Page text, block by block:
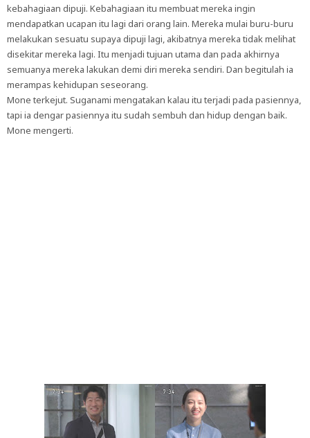
kebahagiaan dipuji. Kebahagiaan itu membuat mereka ingin
mendapatkan ucapan itu lagi dari orang lain. Mereka mulai buru-buru
melakukan sesuatu supaya dipuji lagi, akibatnya mereka tidak melihat
disekitar mereka lagi. Itu menjadi tujuan utama dan pada akhirnya
semuanya mereka lakukan demi diri mereka sendiri. Dan begitulah ia
merampas kehidupan seseorang.
Mone terkejut. Suganami mengatakan kalau itu terjadi pada pasiennya,
tapi ia dengar pasiennya itu sudah sembuh dan hidup dengan baik.
Mone mengerti.